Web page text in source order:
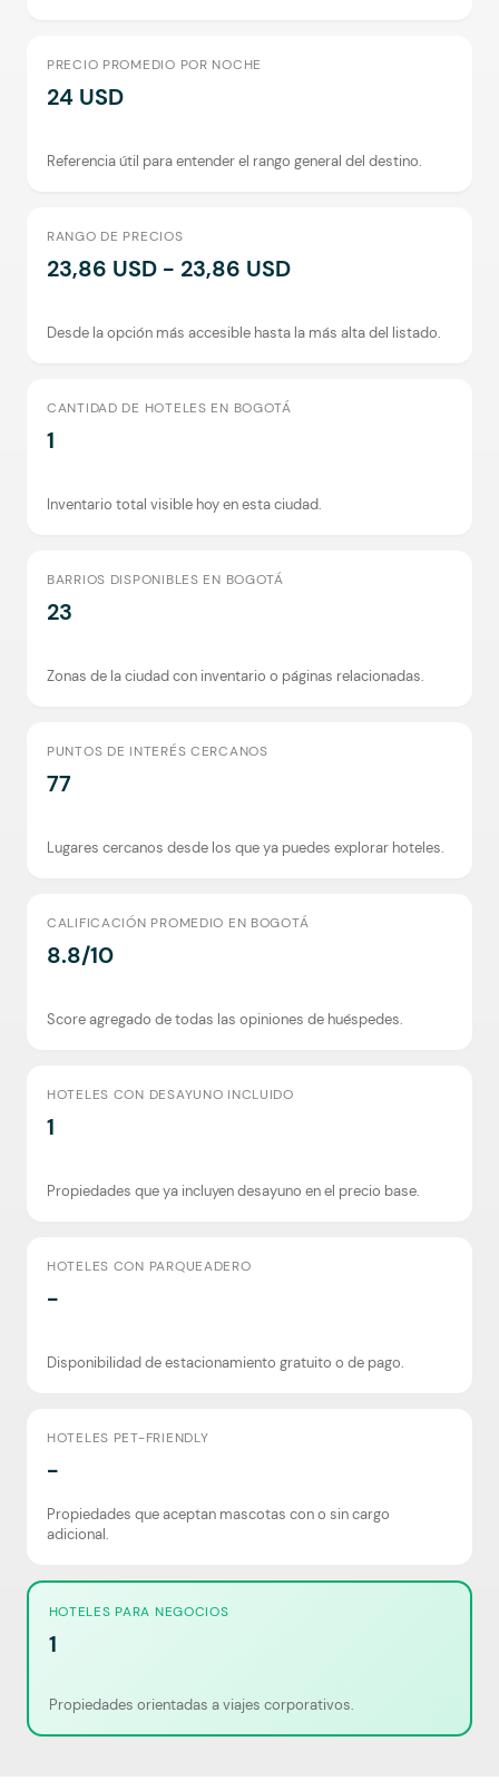
PRECIO PROMEDIO POR NOCHE
24 USD
Referencia útil para entender el rango general del destino.
RANGO DE PRECIOS
23,86 USD - 23,86 USD
Desde la opción más accesible hasta la más alta del listado.
CANTIDAD DE HOTELES EN BOGOTÁ
1
Inventario total visible hoy en esta ciudad.
BARRIOS DISPONIBLES EN BOGOTÁ
23
Zonas de la ciudad con inventario o páginas relacionadas.
PUNTOS DE INTERÉS CERCANOS
77
Lugares cercanos desde los que ya puedes explorar hoteles.
CALIFICACIÓN PROMEDIO EN BOGOTÁ
8.8/10
Score agregado de todas las opiniones de huéspedes.
HOTELES CON DESAYUNO INCLUIDO
1
Propiedades que ya incluyen desayuno en el precio base.
HOTELES CON PARQUEADERO
-
Disponibilidad de estacionamiento gratuito o de pago.
HOTELES PET-FRIENDLY
-
Propiedades que aceptan mascotas con o sin cargo
adicional.
HOTELES PARA NEGOCIOS
1
Propiedades orientadas a viajes corporativos.